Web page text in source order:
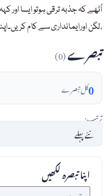
اُٹھے کہ جذبہ ترقی ہوتو ایسا
،لگن اورایمانداری سے کام
تبصرے(0)
0کل تبصرے
ترتیب:
اپنا تبصرہ لکھیں